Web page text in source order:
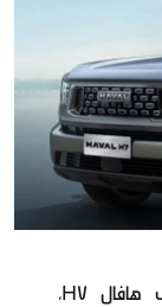
تدعوكم جريت وول موتورز عُمان لاكتشاف هافال H7،